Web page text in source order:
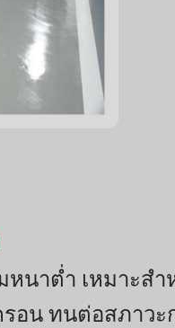
นาต่ำ เหมาะส
อน ทนต่อสภาวะ